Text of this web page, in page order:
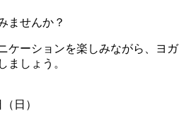
ませんか？
ケーションを楽しみながら、ヨガ
ましょう。
日）